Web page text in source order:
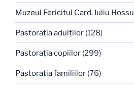
Muzeul Fericitul Card. Iuliu Hossu
Pastoraţia adulţilor (128)
Pastoraţia copiilor (299)
Pastoraţia familiilor (76)